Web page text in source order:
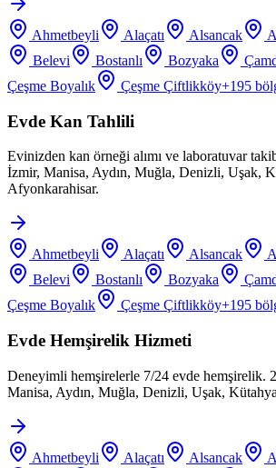
Ahmetbeyli Alaçatı Alsancak
Belevi
Bostanlı Bozyaka
Çeşme Boyalık
Çeşme Çiftlikköy+195
Evde Kan Tahlili
Evinizden kan örneği alımı ve laboratuvar
İzmir, Manisa, Aydın, Muğla, Denizli, Uşak,
Afyonkarahisar.
Ahmetbeyli Alaçatı Alsancak
Belevi
Bostanlı Bozyaka
Çeşme Boyalık
Çeşme Çiftlikköy+195
Evde Hemşirelik Hizmeti
Deneyimli hemşirelerle 7/24 evde hemşirelik.
Manisa, Aydın, Muğla, Denizli, Uşak,
Ahmetbeyli Alaçatı Alsancak